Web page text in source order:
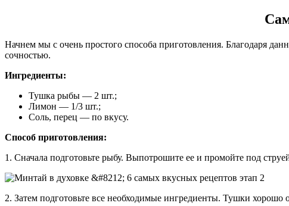
Начнем мы с очень простого способа приготовления. Благодаря
сочностью.
Ингредиенты:
Тушка рыбы — 2 шт.;
Лимон — 1/3 шт.;
Соль, перец — по вкусу.
Способ приготовления:
1. Сначала подготовьте рыбу. Выпотрошите ее и промойте под
2. Затем подготовьте все необходимые ингредиенты. Тушки хорошо